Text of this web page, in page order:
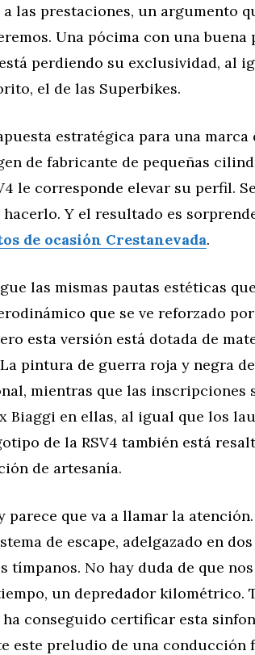
las prestaciones, un argumento
Una pócima con una buena
perdiendo su exclusividad, al
el de las Superbikes.
estratégica para una marca
de fabricante de pequeñas
le corresponde elevar su perfil.
Y el resultado es
de ocasión Crestanevada.
las mismas pautas estéticas
que se ve reforzado
esta versión está dotada de
pintura de guerra roja y negra
mientras que las inscripciones
Biaggi en ellas, al igual que los
de la RSV4 también está
de artesanía.
que va a llamar la
de escape, adelgazado en
tímpanos. No hay duda de que nos
un depredador kilométrico.
conseguido certificar esta
este preludio de una conducción